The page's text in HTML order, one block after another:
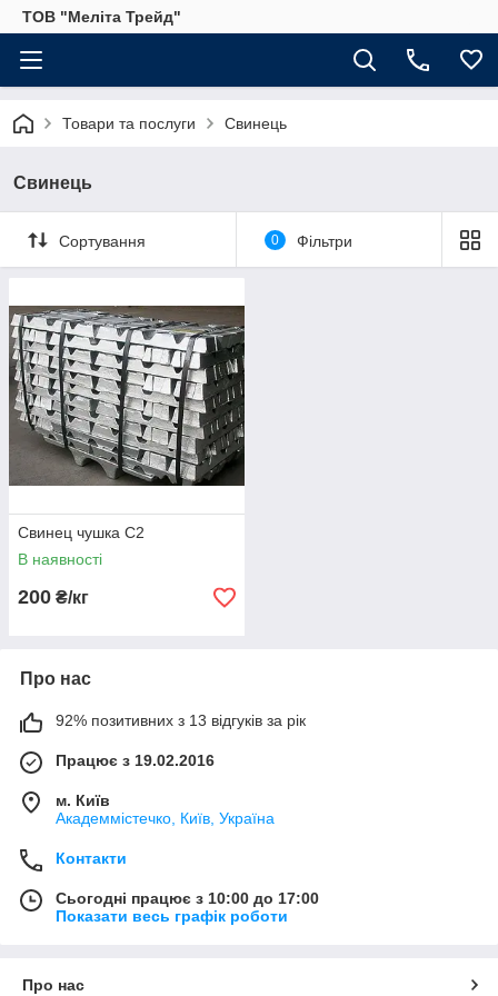
ТОВ "Меліта Трейд"
Товари та послуги Свинець
Свинець
Сортування 0 Фільтри
Свинец чушка С2
В наявності
200 ₴/кг
Про нас
92% позитивних з 13 відгуків за рік
Працює з 19.02.2016
м. Київ
Академмістечко, Київ, Україна
Контакти
Сьогодні працює з 10:00 до 17:00
Показати весь графік роботи
Про нас